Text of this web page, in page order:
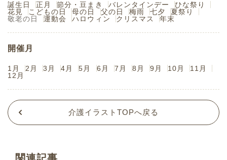
誕生日 正月 節分・豆まき バレンタインデー
ひな祭り
花見
こどもの日 母の日 父の日 梅雨 七夕
夏祭り
敬老の日
運動会 ハロウィン クリスマス 年末
開催月
1月 2月 3月 4月 5月 6月 7月 8月 9月 10月
11月
12月
介護イラストTOPへ戻る